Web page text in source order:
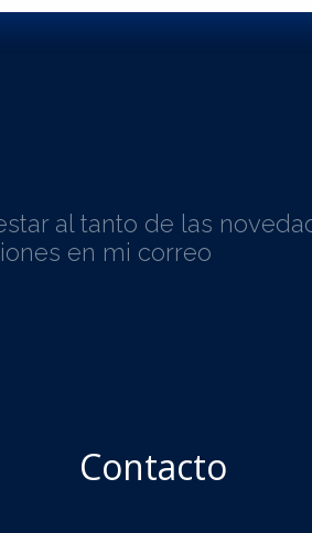
al tanto de las
en mi correo
Contacto